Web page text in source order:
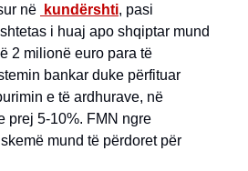
në
kundërshti, pasi
i huaj apo shqiptar mund
2 milionë euro para të
bankar duke përfituar
e të ardhurave, në
prej 5-10%. FMN ngre
mund të përdoret për